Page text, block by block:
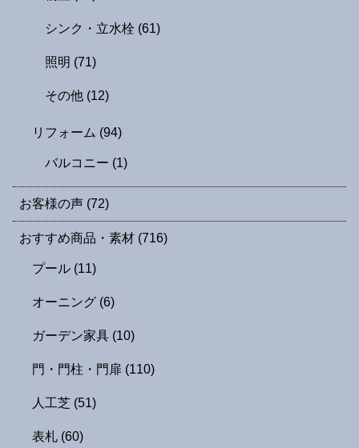
シンク・立水栓 (61)
照明 (71)
その他 (12)
リフォーム (94)
バルコニー (1)
お客様の声 (72)
おすすめ商品・素材 (716)
プール (11)
オーニング (6)
ガーデン家具 (10)
門・門柱・門扉 (110)
人工芝 (51)
表札 (60)